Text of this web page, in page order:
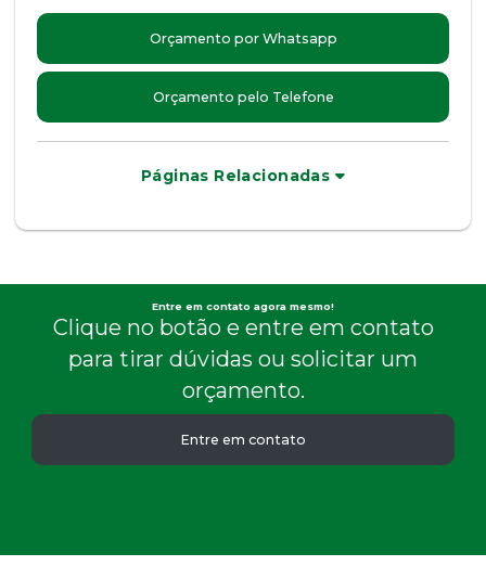
Orçamento por Whatsapp
Orçamento pelo Telefone
Páginas Relacionadas
Entre em contato agora mesmo!
Clique no botão e entre em contato
para tirar dúvidas ou solicitar um
orçamento.
Entre em contato